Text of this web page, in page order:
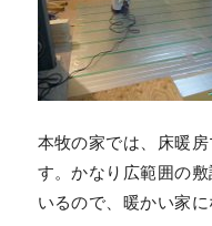
本牧の家では、床暖
す。かなり広範囲の
いるので、暖かい家に